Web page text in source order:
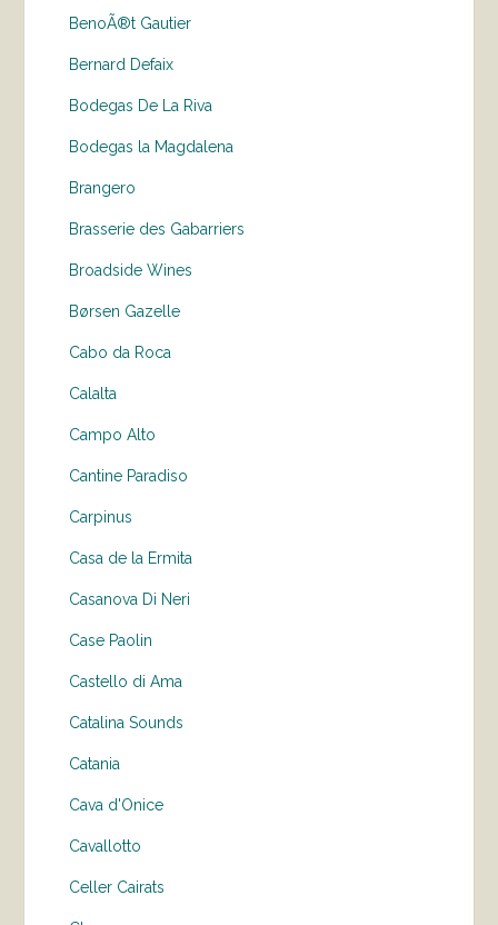
BenoÃ®t Gautier
Bernard Defaix
Bodegas De La Riva
Bodegas la Magdalena
Brangero
Brasserie des Gabarriers
Broadside Wines
Børsen Gazelle
Cabo da Roca
Calalta
Campo Alto
Cantine Paradiso
Carpinus
Casa de la Ermita
Casanova Di Neri
Case Paolin
Castello di Ama
Catalina Sounds
Catania
Cava d'Onice
Cavallotto
Celler Cairats